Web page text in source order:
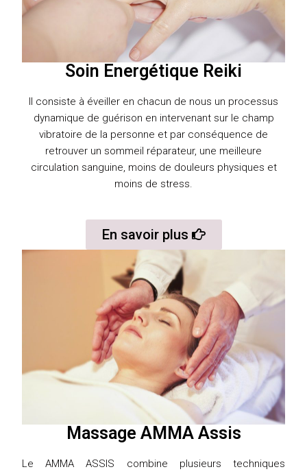
Soin Energétique Reiki
Il consiste à éveiller en chacun de nous un processus
dynamique de guérison en intervenant sur le champ
vibratoire de la personne et par conséquence de
retrouver un sommeil réparateur, une meilleure
circulation sanguine, moins de douleurs physiques et
moins de stress.
En savoir plus
Massage AMMA Assis
Le AMMA ASSIS combine plusieurs techniques